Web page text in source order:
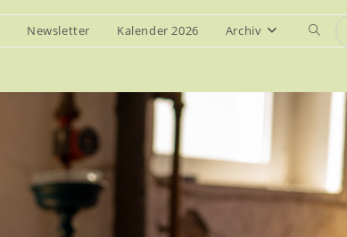
Newsletter Kalender 2026 Archiv